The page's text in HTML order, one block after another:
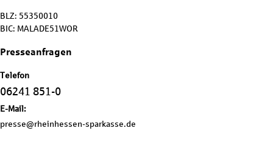
BLZ: 55350010
BIC: MALADE51WOR
Presseanfragen
Telefon
06241 851-0
E-Mail:
presse@rheinhessen-sparkasse.de